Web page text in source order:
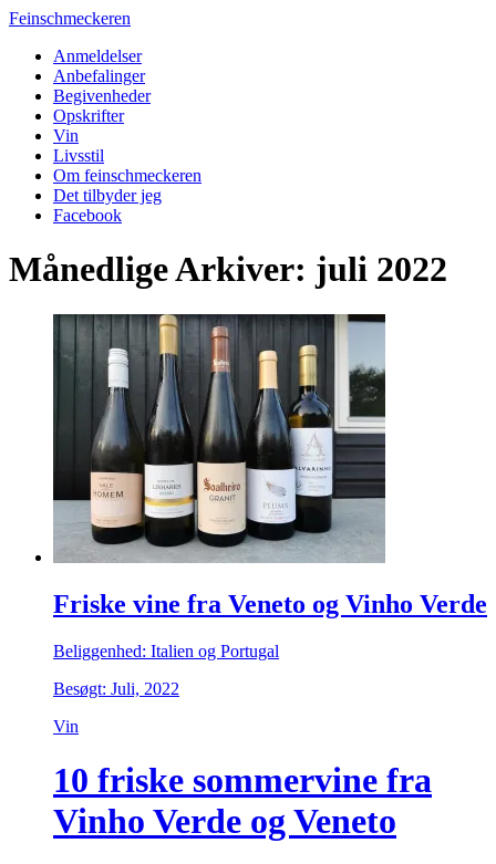
Feinschmeckeren
Anmeldelser
Anbefalinger
Begivenheder
Opskrifter
Vin
Livsstil
Om feinschmeckeren
Det tilbyder jeg
Facebook
Månedlige Arkiver: juli 2022
Friske vine fra Veneto og Vinho Verde
Beliggenhed: Italien og Portugal
Besøgt: Juli, 2022
Vin
10 friske sommervine fra
Vinho Verde og Veneto